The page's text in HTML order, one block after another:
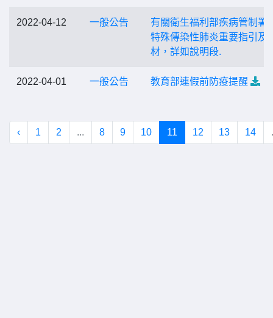
2022-04-12 一般公告
有關衛生福利部疾病管制署
特殊傳染性肺炎重要指引及
材，詳如說明段.
2022-04-01 一般公告 教育部連假前防疫提醒
‹ 1 2 ... 8 9 10 11 12 13 14